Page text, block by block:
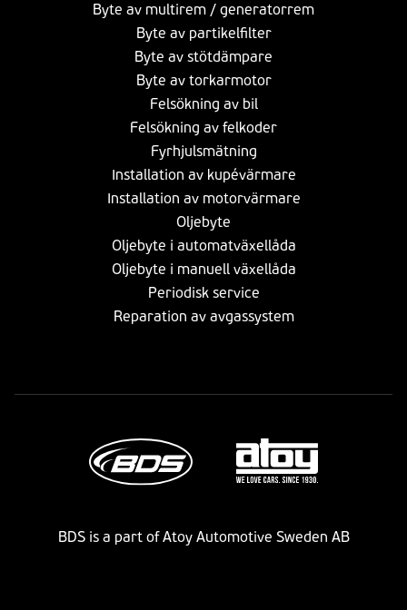
Byte av multirem / generatorrem
Byte av partikelfilter
Byte av stötdämpare
Byte av torkarmotor
Felsökning av bil
Felsökning av felkoder
Fyrhjulsmätning
Installation av kupévärmare
Installation av motorvärmare
Oljebyte
Oljebyte i automatväxellåda
Oljebyte i manuell växellåda
Periodisk service
Reparation av avgassystem
BDS is a part of Atoy Automotive Sweden AB